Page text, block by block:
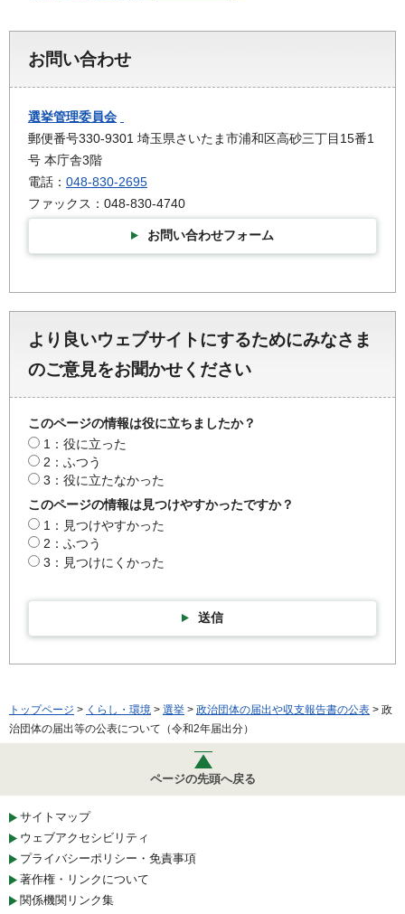
お問い合わせ
選挙管理委員会
郵便番号330-9301 埼玉県さいたま市浦和区高砂三丁目15番1
号 本庁舎3階
電話： 048-830-2695
ファックス：048-830-4740
お問い合わせフォーム
より良いウェブサイトにするためにみなさま
のご意見をお聞かせください
このページの情報は役に立ちましたか？
1：役に立った
2：ふつう
3：役に立たなかった
このページの情報は見つけやすかったですか？
1：見つけやすかった
2：ふつう
3：見つけにくかった
送信
トップページ > くらし・環境 > 選挙 > 政治団体の届出や収支報告書の公表 > 政
治団体の届出等の公表について（令和2年届出分）
ページの先頭へ戻る
サイトマップ
ウェブアクセシビリティ
プライバシーポリシー・免責事項
著作権・リンクについて
関係機関リンク集